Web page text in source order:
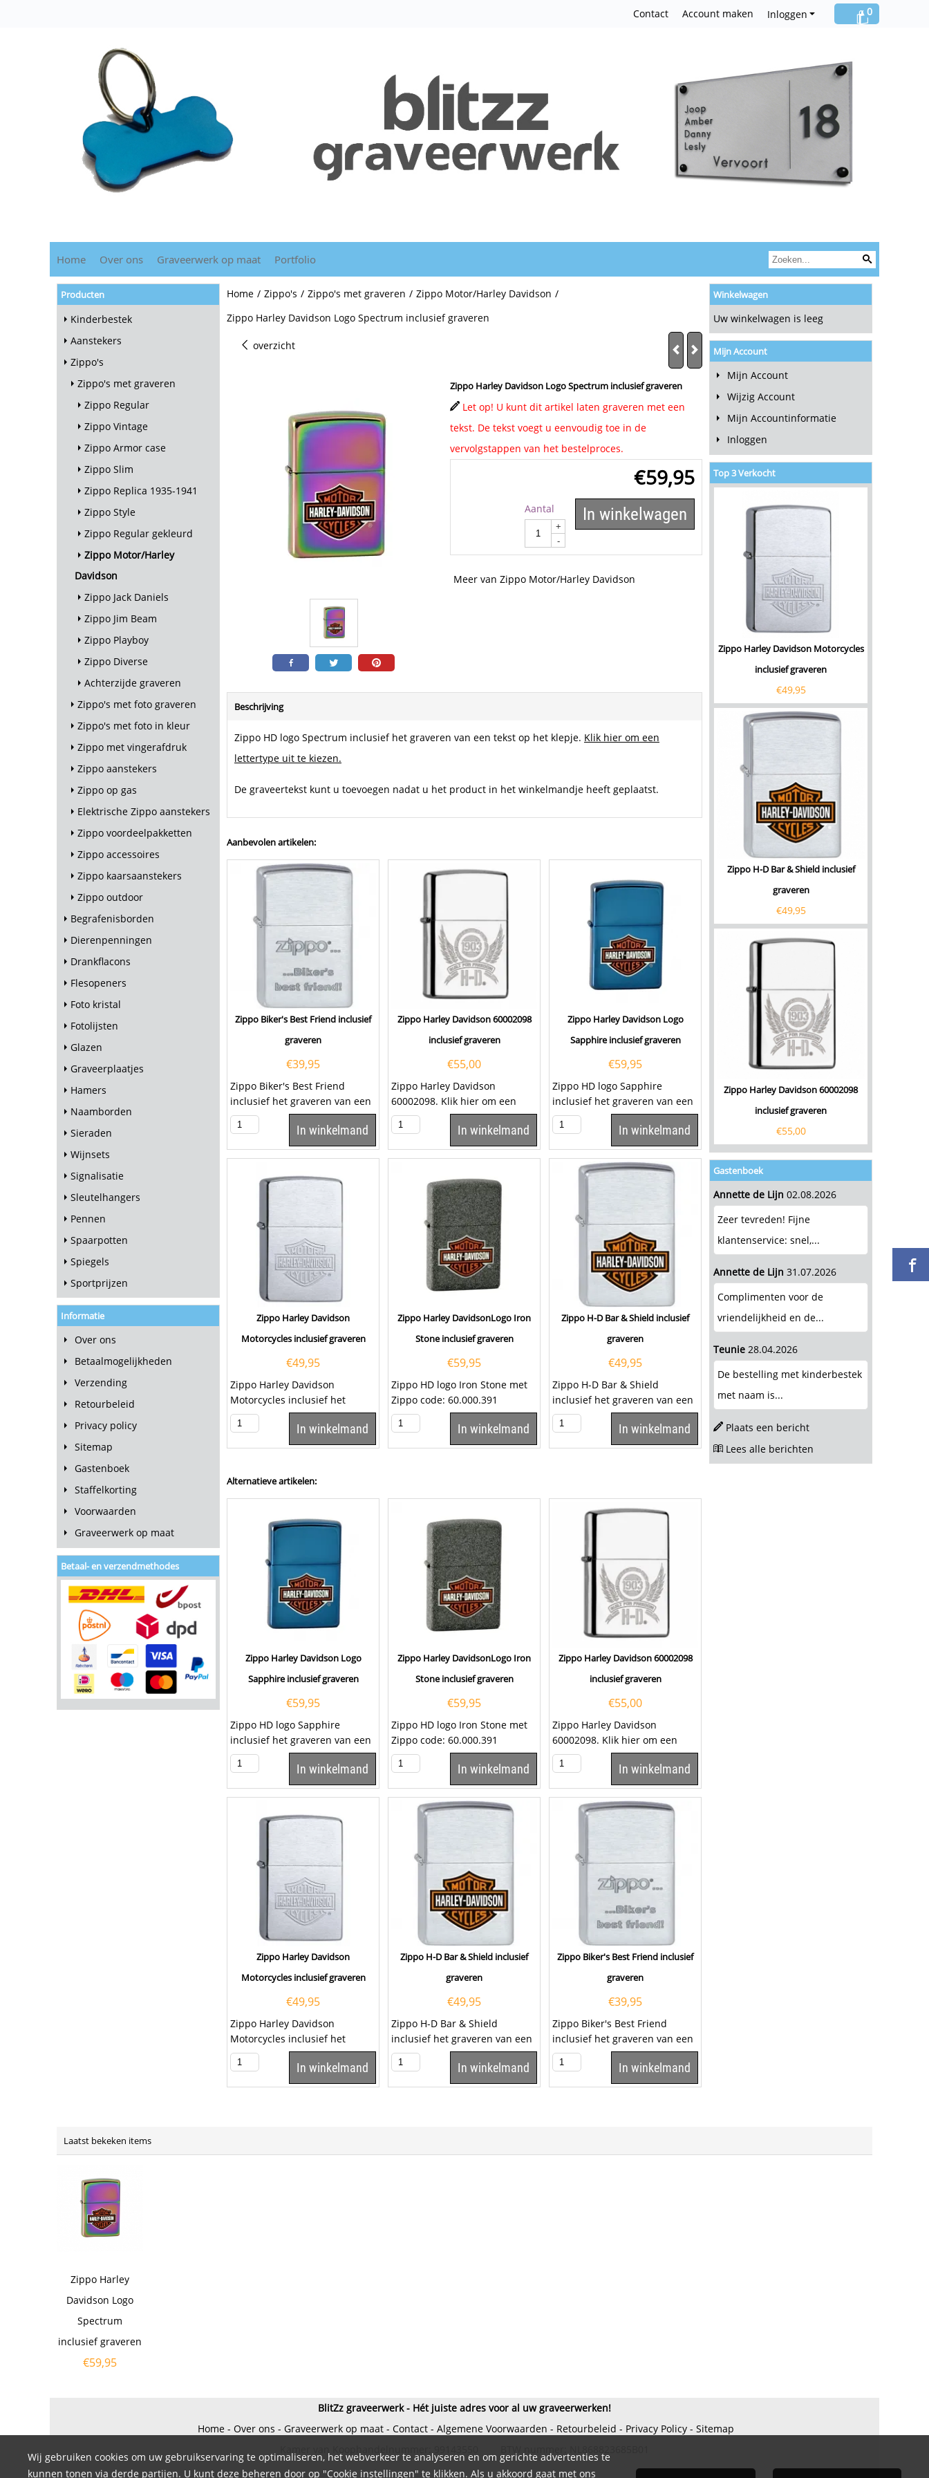
0
Inloggen
Contact Account maken
Home Over ons Graveerwerk op maat Portfolio
Producten
Kinderbestek
Aanstekers
Zippo's
Zippo's met graveren
Zippo Regular
Zippo Vintage
Zippo Armor case
Zippo Slim
Zippo Replica 1935-1941
Zippo Style
Zippo Regular gekleurd
Zippo Motor/Harley
Davidson
Zippo Jack Daniels
Zippo Jim Beam
Zippo Playboy
Zippo Diverse
Achterzijde graveren
Zippo's met foto graveren
Zippo's met foto in kleur
Zippo met vingerafdruk
Zippo aanstekers
Zippo op gas
Elektrische Zippo aanstekers
Zippo voordeelpakketten
Zippo accessoires
Zippo kaarsaanstekers
Zippo outdoor
Begrafenisborden
Dierenpenningen
Drankflacons
Flesopeners
Foto kristal
Fotolijsten
Glazen
Graveerplaatjes
Hamers
Naamborden
Sieraden
Wijnsets
Signalisatie
Sleutelhangers
Pennen
Spaarpotten
Spiegels
Sportprijzen
Informatie
Over ons
Betaalmogelijkheden
Verzending
Retourbeleid
Privacy policy
Sitemap
Gastenboek
Staffelkorting
Voorwaarden
Graveerwerk op maat
Betaal- en verzendmethodes
Home / Zippo's / Zippo's met graveren / Zippo Motor/Harley Davidson /
Zippo Harley Davidson Logo Spectrum inclusief graveren
overzicht
Zippo Harley Davidson Logo Spectrum inclusief graveren
Let op! U kunt dit artikel laten graveren met een
tekst. De tekst voegt u eenvoudig toe in de
vervolgstappen van het bestelproces.
€59,95
Aantal
+
-
In winkelwagen
Meer van Zippo Motor/Harley Davidson
Beschrijving
Zippo HD logo Spectrum inclusief het graveren van een tekst op het klepje. Klik hier om een
lettertype uit te kiezen.
De graveertekst kunt u toevoegen nadat u het product in het winkelmandje heeft geplaatst.
Aanbevolen artikelen:
Zippo Biker's Best Friend inclusief
graveren
€39,95
Zippo Biker's Best Friend
inclusief het graveren van een
tekst op het klepje. Klik hier om
een...
In winkelmand
Zippo Harley Davidson 60002098
inclusief graveren
€55,00
Zippo Harley Davidson
60002098. Klik hier om een
lettertype uit te kiezen. Zippo...
In winkelmand
Zippo Harley Davidson Logo
Sapphire inclusief graveren
€59,95
Zippo HD logo Sapphire
inclusief het graveren van een
tekst op het klepje. Klik hier om
een...
In winkelmand
Zippo Harley Davidson
Motorcycles inclusief graveren
€49,95
Zippo Harley Davidson
Motorcycles inclusief het
graveren van een tekst op het
klepje. Klik hier om...In winkelmand
Zippo Harley DavidsonLogo Iron
Stone inclusief graveren
€59,95
Zippo HD logo Iron Stone met
Zippo code: 60.000.391
inclusief het graveren van een
tekst op het...
In winkelmand
Zippo H-D Bar & Shield inclusief
graveren
€49,95
Zippo H-D Bar & Shield
inclusief het graveren van een
tekst op het klepje. Klik hier om
een...
In winkelmand
Alternatieve artikelen:
Zippo Harley Davidson Logo
Sapphire inclusief graveren
€59,95
Zippo HD logo Sapphire
inclusief het graveren van een
tekst op het klepje. Klik hier om
een...
In winkelmand
Zippo Harley DavidsonLogo Iron
Stone inclusief graveren
€59,95
Zippo HD logo Iron Stone met
Zippo code: 60.000.391
inclusief het graveren van een
tekst op het...
In winkelmand
Zippo Harley Davidson 60002098
inclusief graveren
€55,00
Zippo Harley Davidson
60002098. Klik hier om een
lettertype uit te kiezen. Zippo...
In winkelmand
Zippo Harley Davidson
Motorcycles inclusief graveren
€49,95
Zippo Harley Davidson
Motorcycles inclusief het
graveren van een tekst op het
klepje. Klik hier om...In winkelmand
Zippo H-D Bar & Shield inclusief
graveren
€49,95
Zippo H-D Bar & Shield
inclusief het graveren van een
tekst op het klepje. Klik hier om
een...
In winkelmand
Zippo Biker's Best Friend inclusief
graveren
€39,95
Zippo Biker's Best Friend
inclusief het graveren van een
tekst op het klepje. Klik hier om
een...
In winkelmand
Winkelwagen
Uw winkelwagen is leeg
Mijn Account
Mijn Account
Wijzig Account
Mijn Accountinformatie
Inloggen
Top 3 Verkocht
Zippo Harley Davidson Motorcycles
inclusief graveren
€49,95
Zippo H-D Bar & Shield inclusief
graveren
€49,95
Zippo Harley Davidson 60002098
inclusief graveren
€55,00
Gastenboek
Annette de Lijn 02.08.2026
Zeer tevreden! Fijne
klantenservice: snel,...
Annette de Lijn 31.07.2026
Complimenten voor de
vriendelijkheid en de...
Teunie 28.04.2026
De bestelling met kinderbestek
met naam is...
Plaats een bericht
Lees alle berichten
Laatst bekeken items
Zippo Harley
Davidson Logo
Spectrum
inclusief graveren
€59,95
BlitZz graveerwerk - Hét juiste adres voor al uw graveerwerken!
Home - Over ons - Graveerwerk op maat - Contact - Algemene Voorwaarden - Retourbeleid - Privacy Policy - Sitemap
Wij gebruiken cookies om uw gebruikservaring te optimaliseren, het webverkeer te analyseren en om gerichte advertenties te
kunnen tonen via derde partijen. U kunt deze beheren door op "Cookie instellingen" te klikken. Als u akkoord gaat met ons